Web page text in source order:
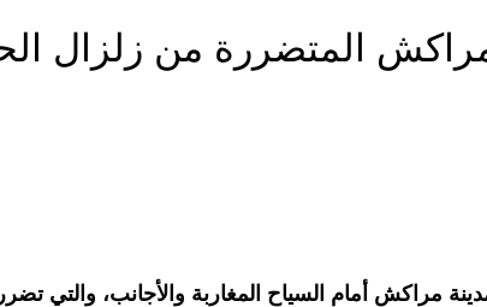
مراكش المتضررة من زلزال
مراكش أمام السياح المغاربة والأجانب، والتي